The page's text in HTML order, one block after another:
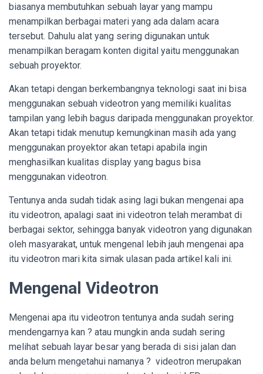
biasanya membutuhkan sebuah layar yang mampu
menampilkan berbagai materi yang ada dalam acara
tersebut. Dahulu alat yang sering digunakan untuk
menampilkan beragam konten digital yaitu menggunakan
sebuah proyektor.
Akan tetapi dengan berkembangnya teknologi saat ini bisa
menggunakan sebuah videotron yang memiliki kualitas
tampilan yang lebih bagus daripada menggunakan proyektor.
Akan tetapi tidak menutup kemungkinan masih ada yang
menggunakan proyektor akan tetapi apabila ingin
menghasilkan kualitas display yang bagus bisa
menggunakan videotron.
Tentunya anda sudah tidak asing lagi bukan mengenai apa
itu videotron, apalagi saat ini videotron telah merambat di
berbagai sektor, sehingga banyak videotron yang digunakan
oleh masyarakat, untuk mengenal lebih jauh mengenai apa
itu videotron mari kita simak ulasan pada artikel kali ini.
Mengenal Videotron
Mengenai apa itu videotron tentunya anda sudah sering
mendengarnya kan ? atau mungkin anda sudah sering
melihat sebuah layar besar yang berada di sisi jalan dan
anda belum mengetahui namanya ? videotron merupakan